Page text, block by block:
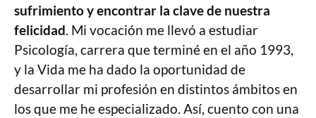
sufrimiento y encontrar la clave de nuestra
felicidad. Mi vocación me llevó a estudiar
Psicología, carrera que terminé en el año 1993,
y la Vida me ha dado la oportunidad de
desarrollar mi profesión en distintos ámbitos en
los que me he especializado. Así, cuento con una